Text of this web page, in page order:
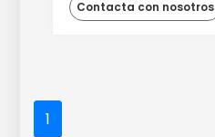
Contacta con nosotros
1